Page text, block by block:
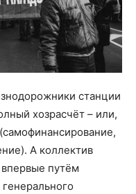
станции
хозрасчёт – или,
А коллектив
впервые путём